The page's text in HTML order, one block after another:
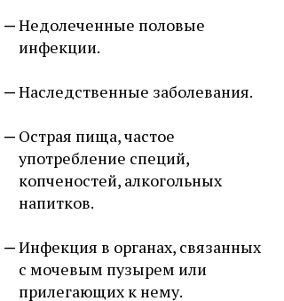
Недолеченные половые
инфекции.
Наследственные заболевания.
Острая пища, частое
употребление специй,
копченостей, алкогольных
напитков.
Инфекция в органах, связанных
с мочевым пузырем или
прилегающих к нему.